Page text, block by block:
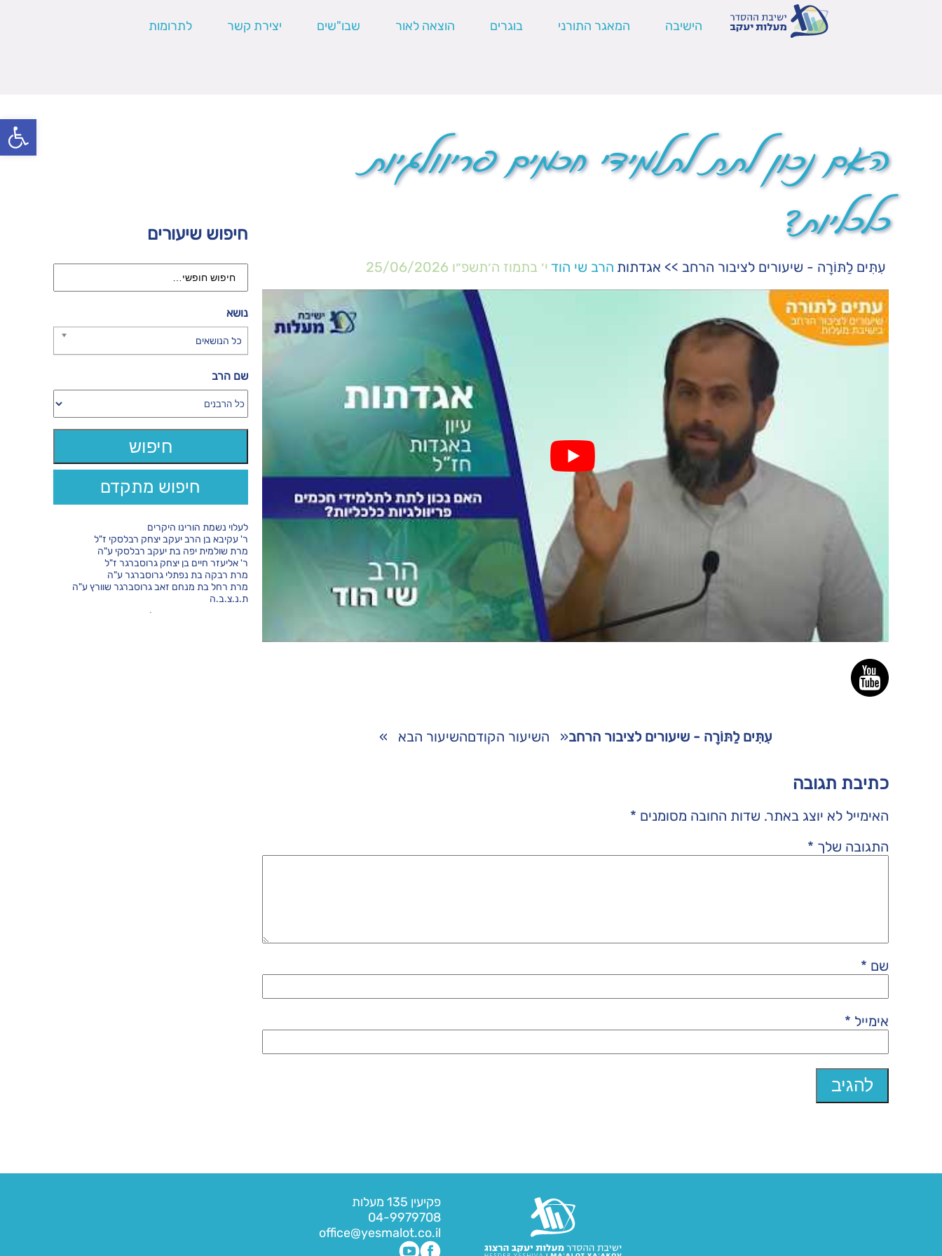
פתח
הישיבה המאגר התורני בוגרים הוצאה לאור שבו"שים יצירת קשר לתרומות
האם נכון לתת לתלמידי חכמים פריוולגיות
כלכליות?
עִתִּים לַתּוֹרָה - שיעורים לציבור הרחב >> אגדתות הרב שי הוד י׳ בתמוז ה׳תשפ״ו 25/06/2026
עִתִּים לַתּוֹרָה - שיעורים לציבור הרחב« השיעור הקודםהשיעור הבא »
כתיבת תגובה
האימייל לא יוצג באתר. שדות החובה מסומנים *
התגובה שלך *
שם *
אימייל *
חיפוש שיעורים
נושא
כל הנושאים
שם הרב
חיפוש מתקדם
לעלוי נשמת הורינו היקרים
ר' עקיבא בן הרב יעקב יצחק רבלסקי ז"ל
מרת שולמית יפה בת יעקב רבלסקי ע"ה
ר' אליעזר חיים בן יצחק גרוסברגר ז"ל
מרת רבקה בת נפתלי גרוסברגר ע"ה
מרת רחל בת מנחם זאב גרוסברגר שוורץ ע"ה
ת.נ.צ.ב.ה
פקיעין 135 מעלות
04-9979708
office@yesmalot.co.il